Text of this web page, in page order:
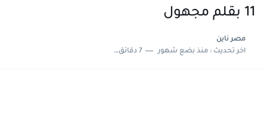
11 بقلم مجهول
مصر ناين
اخر تحديث :منذ بضع شهور 7 دقائق للقراءة